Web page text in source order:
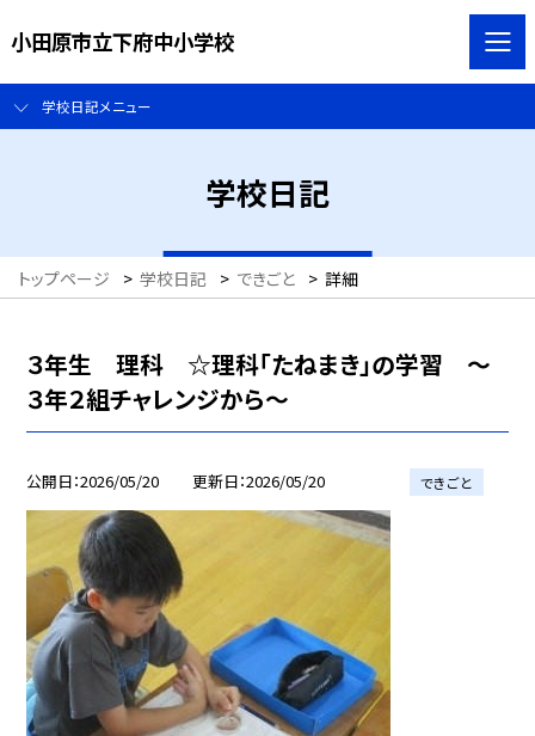
小田原市立下府中小学校
学校日記メニュー
学校日記
トップページ > 学校日記 > できごと > 詳細
３年生 理科 ☆理科「たねまき」の学習 ～
３年２組チャレンジから～
公開日 2026/05/20 更新日 2026/05/20 できごと